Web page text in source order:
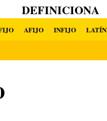
DEFINICIONA
AFIJO INFIJO LATÍN